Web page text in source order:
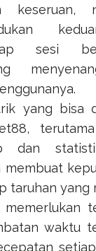
keseruan,
sesi
yang bisa
,
dan
membuat
taruhan yang
memerlukan
waktu